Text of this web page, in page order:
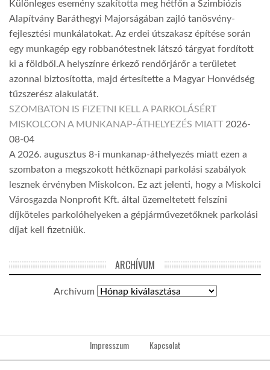
Különleges esemény szakította meg hétfőn a Szimbiózis
Alapítvány Baráthegyi Majorságában zajló tanösvény-
fejlesztési munkálatokat. Az erdei útszakasz építése során
egy munkagép egy robbanótestnek látszó tárgyat fordított
ki a földből.A helyszínre érkező rendőrjárőr a területet
azonnal biztosította, majd értesítette a Magyar Honvédség
tűzszerész alakulatát.
SZOMBATON IS FIZETNI KELL A PARKOLÁSÉRT
MISKOLCON A MUNKANAP-ÁTHELYEZÉS MIATT 2026-
08-04
A 2026. augusztus 8-i munkanap-áthelyezés miatt ezen a
szombaton a megszokott hétköznapi parkolási szabályok
lesznek érvényben Miskolcon. Ez azt jelenti, hogy a Miskolci
Városgazda Nonprofit Kft. által üzemeltetett felszíni
díjköteles parkolóhelyeken a gépjárművezetőknek parkolási
díjat kell fizetniük.
ARCHÍVUM
Archívum
Impresszum Kapcsolat